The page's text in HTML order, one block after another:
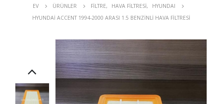
EV ÜRÜNLER FİLTRE, HAVA FİLTRESİ,
HYUNDAI
HYUNDAI ACCENT 1994-2000 ARASI 1.5 BENZINLI HAVA FILTRESI